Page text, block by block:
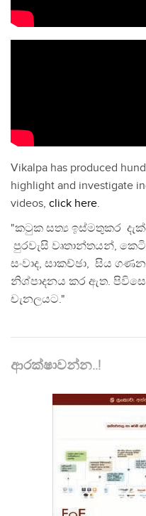
Vikalpa has produced
highlight and investigate
videos, click here.
"කටුක සත්‍ය ඉස්මතුකර
පුරවැසි වෘතාන්තයන්,
සංවාද, සාකච්ඡා, සිය
නිශ්පාදනය කර ඇත.
චැනලයට."
ආරක්ෂාවන්න..!